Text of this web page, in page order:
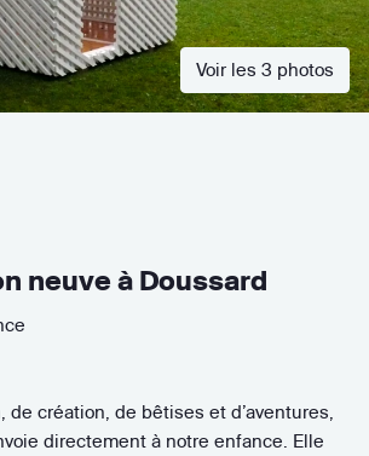
Voir les 3 photos
neuve à Doussard
de création, de bêtises et d’aventures,
directement à notre enfance. Elle